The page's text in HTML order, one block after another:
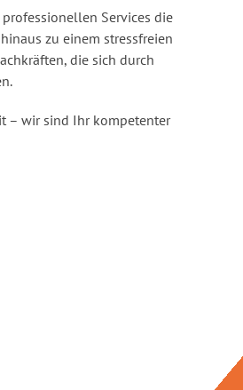
Services die
zu einem stressfreien
die sich durch
– wir sind Ihr kompetenter